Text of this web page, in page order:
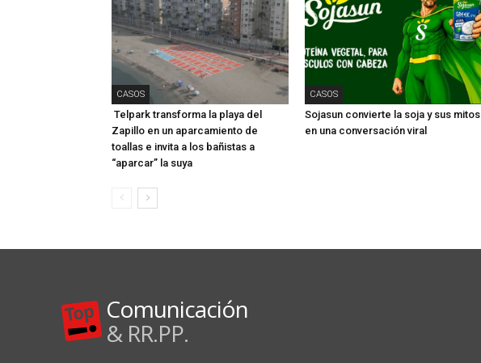
CASOS
Telpark transforma la playa del
Zapillo en un aparcamiento de
toallas e invita a los bañistas a
“aparcar” la suya
CASOS
Sojasun convierte la soja y sus mitos
en una conversación viral
Comunicación
& RR.PP.